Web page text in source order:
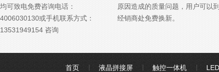
均可致电免费咨询电话：
4006030130或手机联系方式：
13531949154 咨询
原因造成的质量问题，用户可以
经销商处免费换新。
首页 液晶拼接屏 触控一体机